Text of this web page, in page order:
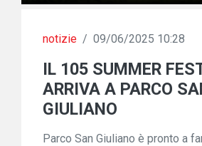
notizie / 09/06/2025 10:28
IL 105 SUMMER
ARRIVA A PARCO
GIULIANO
Parco San Giuliano è pronto a